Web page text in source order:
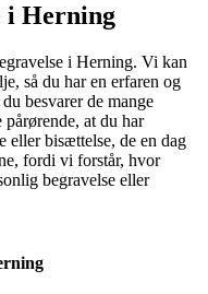
i Herning
i Herning. Vi kan
så du har en erfaren og
besvarer de mange
at du har
eller bisættelse, de en dag
fordi vi forstår, hvor
begravelse eller